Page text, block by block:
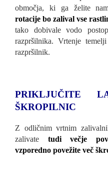
območja, ki ga želite
rotacije bo zalival vse
tako dobivale vodo
razpršilnika. Vrtenje
razpršilnik.
PRIKLJUČITE
ŠKROPILNIC
Z odličnim vrtnim
zalivate
tudi večje
vzporedno povežite več